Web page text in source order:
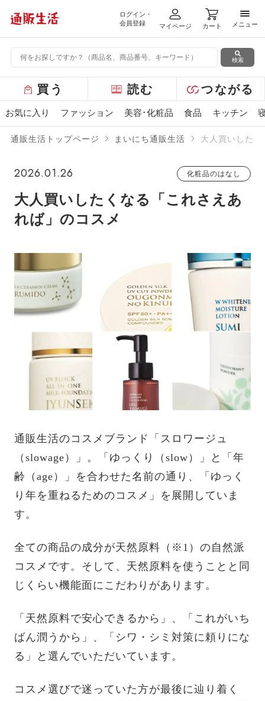
ログイン・
会員登録
マイページ カート
メ
メニュー
検索
ー
バ
買う 読む つながる
お気に入り ファッション 美容･化粧品 食品 キッチン
通販生活トップページ まいにち通販生活 大人買いした
2026.01.26 化粧品のはなし
大人買いしたくなる「これさえあ
れば」のコスメ
通販生活のコスメブランド「スロワージュ
（slowage）」。「ゆっくり（slow）」と「年
齢（age）」を合わせた名前の通り、「ゆっく
り年を重ねるためのコスメ」を展開していま
す。
全ての商品の成分が天然原料（※1）の自然派
コスメです。そして、天然原料を使うことと同
じくらい機能面にこだわりがあります。
「天然原料で安心できるから」、「これがいち
ばん潤うから」、「シワ・シミ対策に頼りにな
る」と選んでいただいています。
コスメ選びで迷っていた方が最後に辿り着く